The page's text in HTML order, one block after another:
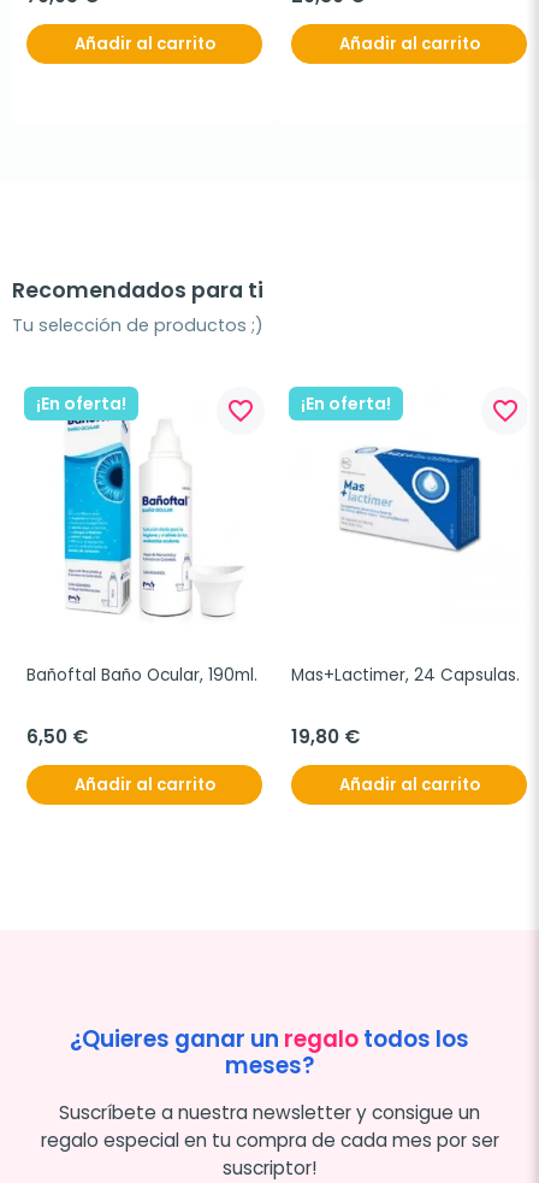
Añadir al carrito Añadir al carrito
Recomendados para ti
Tu selección de productos ;)
¡En oferta! favorite_border
Bañoftal Baño Ocular, 190ml.
6,50 €
Añadir al carrito
¡En oferta! favorite_border
Mas+Lactimer, 24 Capsulas.
19,80 €
Añadir al carrito
¿Quieres ganar un regalotodos los
meses?
Suscríbete a nuestra newsletter y consigue un
regalo especial en tu compra de cada mes por ser
suscriptor!